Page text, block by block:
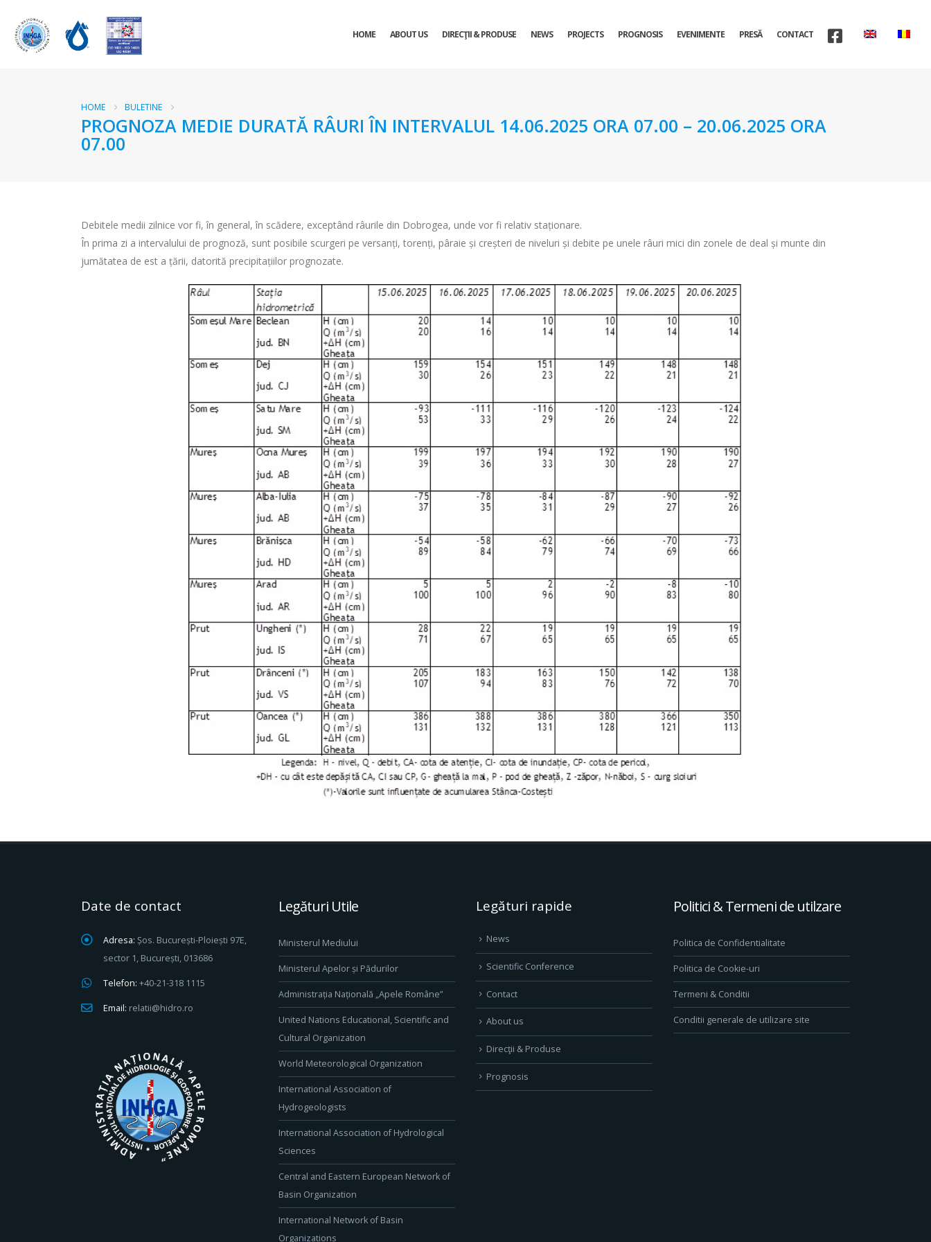
HOME ABOUT US DIRECŢII & PRODUSE NEWS PROJECTS PROGNOSIS EVENIMENTE PRESĂ CONTACT
HOME BULETINE
PROGNOZA MEDIE DURATĂ RÂURI ÎN INTERVALUL 14.06.2025 ORA 07.00 – 20.06.2025 ORA
07.00
Debitele medii zilnice vor fi, în general, în scădere, exceptând râurile din Dobrogea, unde vor fi relativ staționare.
În prima zi a intervalului de prognoză, sunt posibile scurgeri pe versanți, torenți, pâraie și creșteri de niveluri și debite pe unele râuri mici din zonele de deal și munte din
jumătatea de est a țării, datorită precipitațiilor prognozate.
Date de contact
Adresa: Șos. București-Ploiești 97E,
sector 1, București, 013686
Telefon: +40-21-318 1115
Email: relatii@hidro.ro
Legături Utile
Ministerul Mediului
Ministerul Apelor și Pădurilor
Administrația Națională „Apele Române”
United Nations Educational, Scientific and
Cultural Organization
World Meteorological Organization
International Association of
Hydrogeologists
International Association of Hydrological
Sciences
Central and Eastern European Network of
Basin Organization
International Network of Basin
Organizations
Legături rapide
News
Scientific Conference
Contact
About us
Direcţii & Produse
Prognosis
Politici & Termeni de utilzare
Politica de Confidentialitate
Politica de Cookie-uri
Termeni & Conditii
Conditii generale de utilizare site